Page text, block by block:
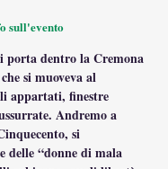
sull'evento
porta dentro la Cremona
si muoveva al
appartati, finestre
Andremo a
si
delle “donne di mala